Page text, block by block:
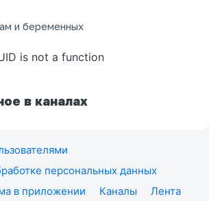
и беременных
is not a function
в каналах
персональных данных
в приложении Каналы
Лента